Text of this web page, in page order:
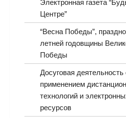
Электронная газета
Центре”
“Весна Победы”,
летней годовщины
Победы
Досуговая деятельность
применением
технологий и
ресурсов